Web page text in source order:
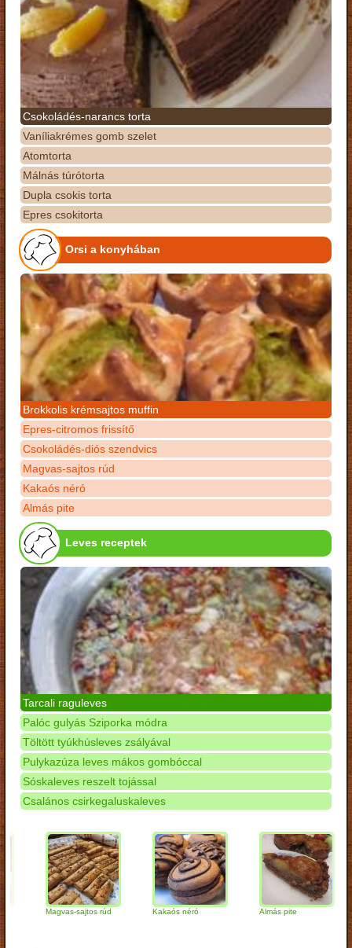
Csokoládés-narancs torta
Vaníliakrémes gomb szelet
Atomtorta
Málnás túrótorta
Dupla csokis torta
Epres csokitorta
Orsi a konyhában
Brokkolis krémsajtos muffin
Epres-citromos frissítő
Csokoládés-diós szendvics
Magvas-sajtos rúd
Kakaós néró
Almás pite
Leves receptek
Tarcali raguleves
Palóc gulyás Sziporka módra
Töltött tyúkhúsleves zsályával
Pulykazúza leves mákos gombóccal
Sóskaleves reszelt tojással
Csalános csirkegaluskaleves
Magvas-sajtos rúd Kakaós néró Almás pite